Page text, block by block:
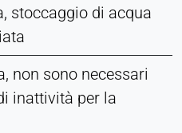
stoccaggio di acqua
non sono necessari
inattività per la